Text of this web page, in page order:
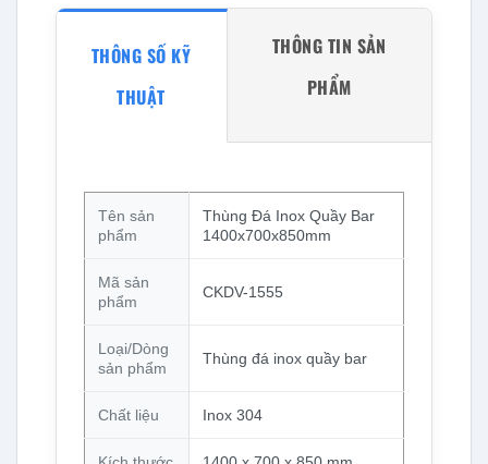
THÔNG SỐ KỸ
THUẬT
THÔNG TIN SẢN
PHẨM
Tên sản
phẩm
Thùng Đá Inox Quầy Bar
1400x700x850mm
Mã sản
phẩm
CKDV-1555
Loại/Dòng
sản phẩm
Thùng đá inox quầy bar
Chất liệu Inox 304